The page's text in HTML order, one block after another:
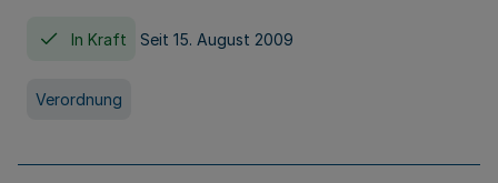
In Kraft Seit 15. August 2009
Verordnung